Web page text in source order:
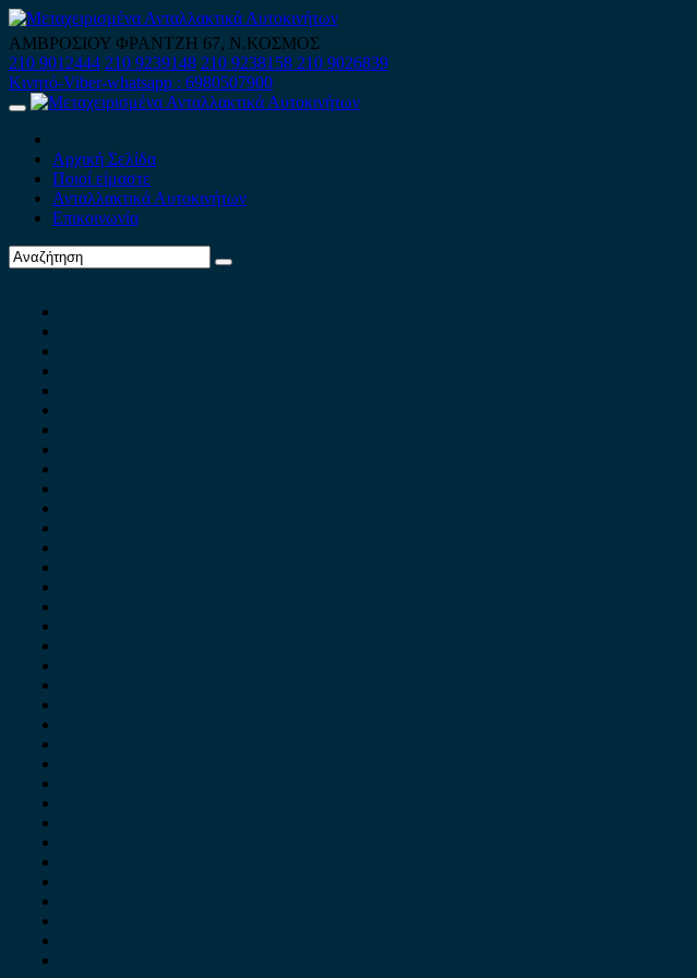
Skip
to
content
ΑΜΒΡΟΣΙΟΥ ΦΡΑΝΤΖΗ 67, Ν.ΚΟΣΜΟΣ
210 9012444 210 9239148 210 9238158 210 9026839
Κινητό-Viber-whatsapp : 6980507900
Primary
Αρχική Σελίδα
Ποιοί είμαστε
Ανταλλακτικά Αυτοκινήτων
Επικοινωνία